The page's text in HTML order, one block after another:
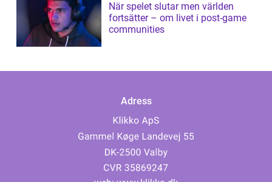
När spelet slutar men världen
fortsätter – om livet i post-game
communities
Adress